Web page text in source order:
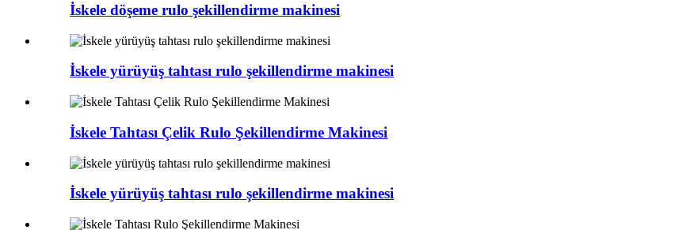
İskele döşeme rulo şekillendirme makinesi
İskele yürüyüş tahtası rulo şekillendirme makinesi
İskele Tahtası Çelik Rulo Şekillendirme Makinesi
İskele yürüyüş tahtası rulo şekillendirme makinesi